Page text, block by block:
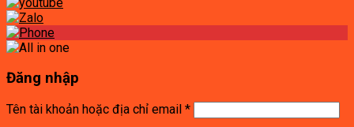
Đăng nhập
Tên tài khoản hoặc địa chỉ email *